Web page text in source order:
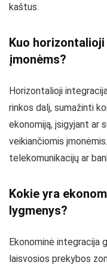
kaštus.
Kuo
įmonėms?
Horizontalioji
rinkos dalį, sumažinti
ekonomiją, įsigyjant ar
veikiančiomis
telekomunikacijų ar
Kokie yra
lygmenys?
Ekonominė integracija
laisvosios prekybos